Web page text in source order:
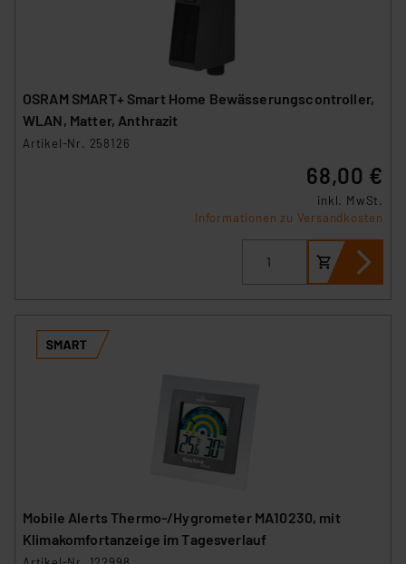
OSRAM SMART+ Smart Home Bewässerungscontroller,
WLAN, Matter, Anthrazit
Artikel-Nr. 258126
68,00 €
inkl. MwSt.
Informationen zu Versandkosten
Mobile Alerts Thermo-/Hygrometer MA10230, mit
Klimakomfortanzeige im Tagesverlauf